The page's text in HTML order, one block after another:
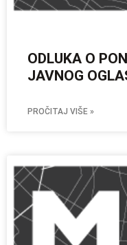
ODLUKA O
JAVNOG
PROČITAJ VIŠE »